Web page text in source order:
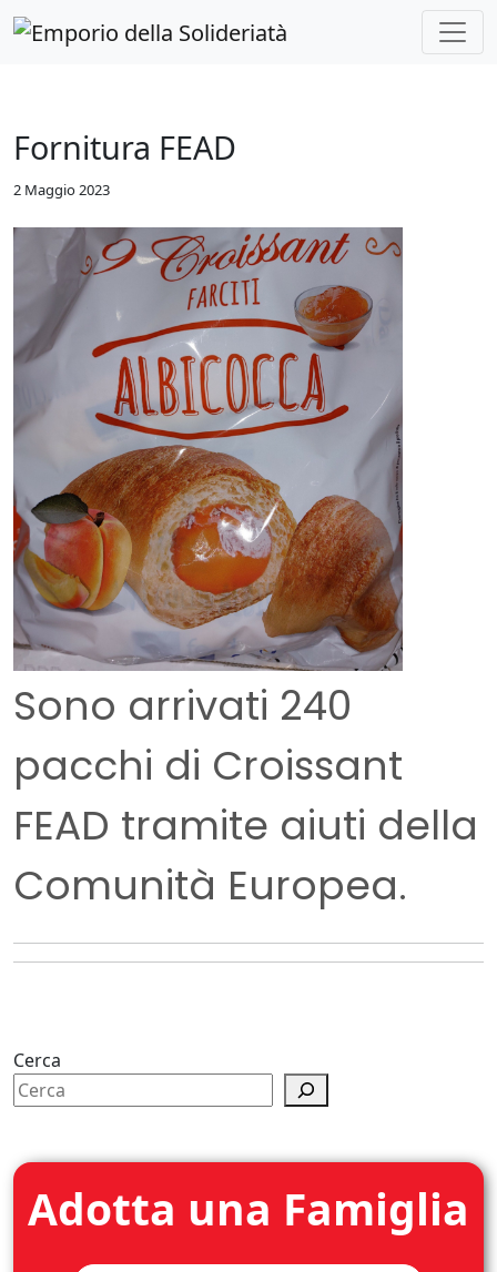
Skip to main content
Fornitura FEAD
2 Maggio 2023
Sono arrivati 240
pacchi di Croissant
FEAD tramite aiuti della
Comunità Europea.
Cerca
Adotta una Famiglia